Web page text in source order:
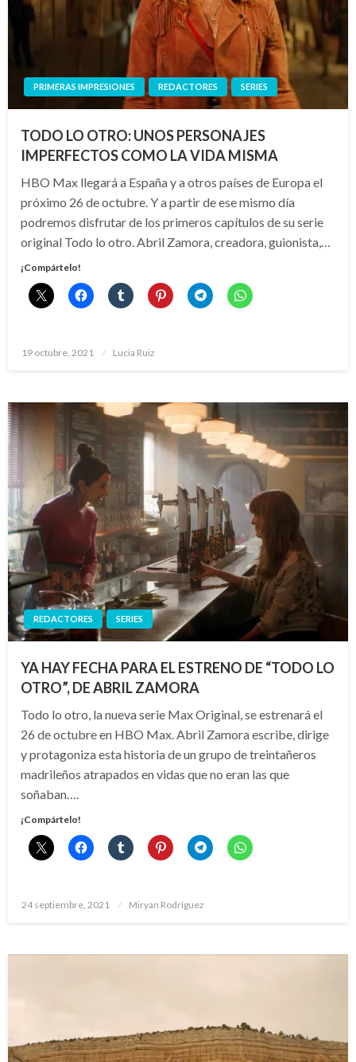
PRIMERAS IMPRESIONES REDACTORES SERIES
TODO LO OTRO: UNOS PERSONAJES
IMPERFECTOS COMO LA VIDA MISMA
HBO Max llegará a España y a otros países de Europa el
próximo 26 de octubre. Y a partir de ese mismo día
podremos disfrutar de los primeros capítulos de su serie
original Todo lo otro. Abril Zamora, creadora, guionista,…
¡Compártelo!
Publicado
19 octubre, 2021 Lucia Ruiz
REDACTORES SERIES
YA HAY FECHA PARA EL ESTRENO DE “TODO LO
OTRO”, DE ABRIL ZAMORA
Todo lo otro, la nueva serie Max Original, se estrenará el
26 de octubre en HBO Max. Abril Zamora escribe, dirige
y protagoniza esta historia de un grupo de treintañeros
madrileños atrapados en vidas que no eran las que
soñaban….
¡Compártelo!
Publicado
24 septiembre, 2021 Miryan Rodríguez